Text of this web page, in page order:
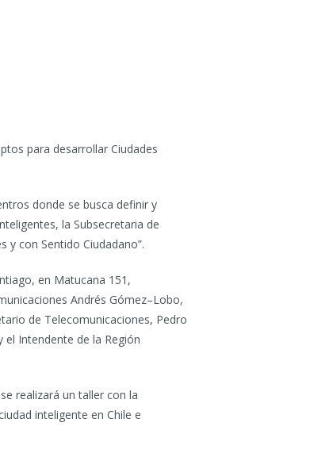
para desarrollar Ciudades
donde se busca definir y
la Subsecretaria de
y con Sentido Ciudadano”.
en Matucana 151,
Andrés Gómez–Lobo,
de Telecomunicaciones, Pedro
el Intendente de la Región
realizará un taller con la
inteligente en Chile e